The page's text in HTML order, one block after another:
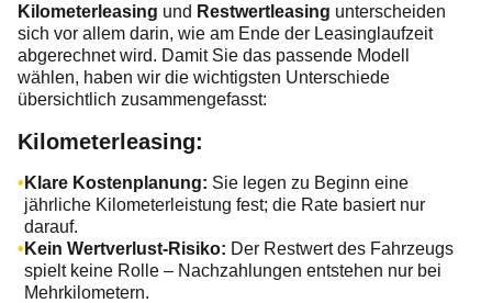
Kilometerleasing und Restwertleasing unterscheiden
sich vor allem darin, wie am Ende der Leasinglaufzeit
abgerechnet wird. Damit Sie das passende Modell
wählen, haben wir die wichtigsten Unterschiede
übersichtlich zusammengefasst:
Kilometerleasing:
Klare Kostenplanung: Sie legen zu Beginn eine
jährliche Kilometerleistung fest; die Rate basiert nur
darauf.
Kein Wertverlust-Risiko: Der Restwert des Fahrzeugs
spielt keine Rolle – Nachzahlungen entstehen nur bei
Mehrkilometern.